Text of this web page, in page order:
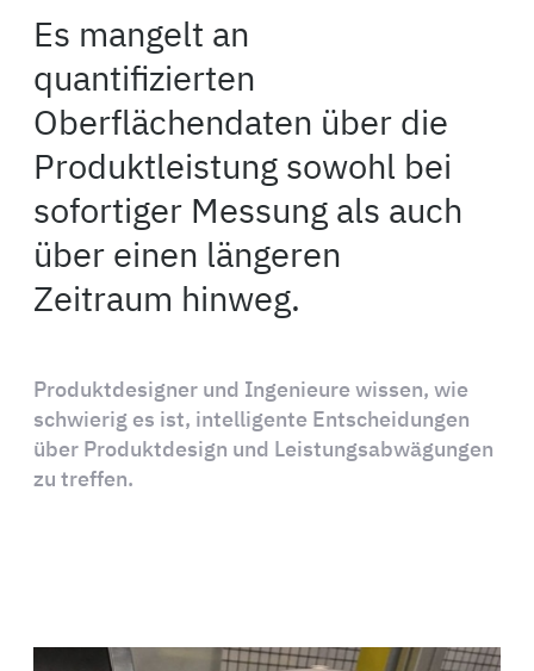
Es mangelt an
quantifizierten
Oberflächendaten über die
Produktleistung sowohl bei
sofortiger Messung als auch
über einen längeren
Zeitraum hinweg.
Produktdesigner und Ingenieure wissen, wie
schwierig es ist, intelligente Entscheidungen
über Produktdesign und Leistungsabwägungen
zu treffen.